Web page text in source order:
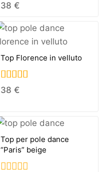
5.00
38 €
Top Florence in velluto
5.00
38 €
Top per pole dance
“Paris” beige